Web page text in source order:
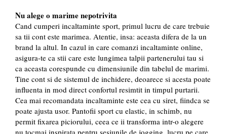
Nu alege o marime nepotrivita
Cand cumperi incaltaminte sport, primul lucru de care trebuie
sa tii cont este marimea. Atentie, insa: aceasta difera de la un
brand la altul. In cazul in care comanzi incaltaminte online,
asigura-te ca stii care este lungimea talpii partenerului tau si
ca aceasta corespunde cu dimensiunile din tabelul de marimi.
Tine cont si de sistemul de inchidere, deoarece si acesta poate
influenta in mod direct confortul resimtit in timpul purtarii.
Cea mai recomandata incaltaminte este cea cu siret, fiindca se
poate ajusta usor. Pantofii sport cu elastic, in schimb, nu
permit fixarea piciorului, ceea ce ii transforma intr-o alegere